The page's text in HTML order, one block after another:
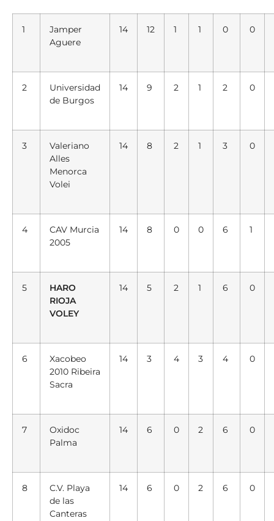
1
Jamper
Aguere
14 12 1 1 0 0
2
Universidad
de Burgos
14 9 2 1 2 0
3
Valeriano
Alles
Menorca
Volei
14 8 2 1 3 0
4
CAV Murcia
2005
14 8 0 0 6 1
5
HARO
RIOJA
VOLEY
14 5 2 1 6 0
6
Xacobeo
2010 Ribeira
Sacra
14 3 4 3 4 0
7
Oxidoc
Palma
14 6 0 2 6 0
8
C.V. Playa
de las
Canteras
14 6 0 2 6 0